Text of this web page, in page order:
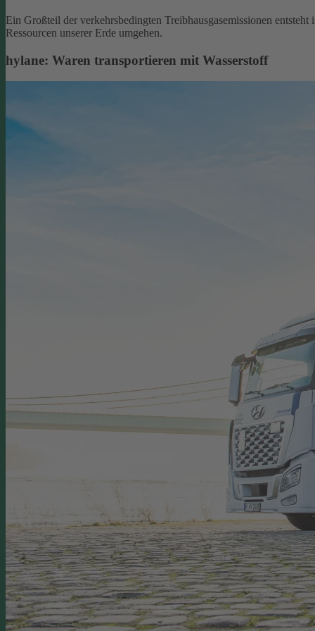
Ein Großteil der verkehrsbedingten Treibhausgasemissionen
Ressourcen unserer Erde umgehen.
hylane: Waren transportieren mit Wasserstoff